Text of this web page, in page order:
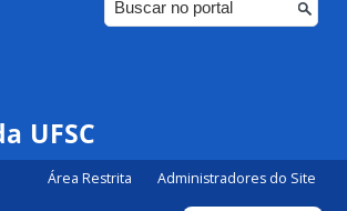
Participe
UFSC
Área Restrita Administradores do Site